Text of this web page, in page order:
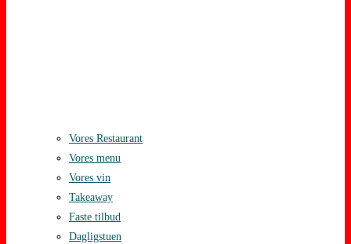
Vores Restaurant
Vores menu
Vores vin
Takeaway
Faste tilbud
Dagligstuen